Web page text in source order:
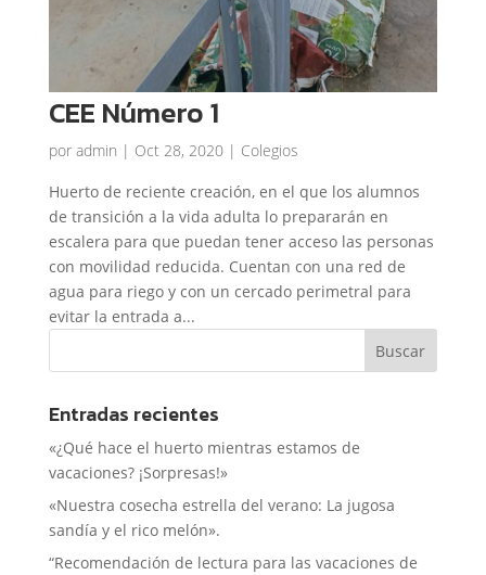
CEE Número 1
por admin | Oct 28, 2020| Colegios
Huerto de reciente creación, en el que los alumnos
de transición a la vida adulta lo prepararán en
escalera para que puedan tener acceso las personas
con movilidad reducida. Cuentan con una red de
agua para riego y con un cercado perimetral para
evitar la entrada a...
Entradas recientes
«¿Qué hace el huerto mientras estamos de
vacaciones? ¡Sorpresas!»
«Nuestra cosecha estrella del verano: La jugosa
sandía y el rico melón».
“Recomendación de lectura para las vacaciones de